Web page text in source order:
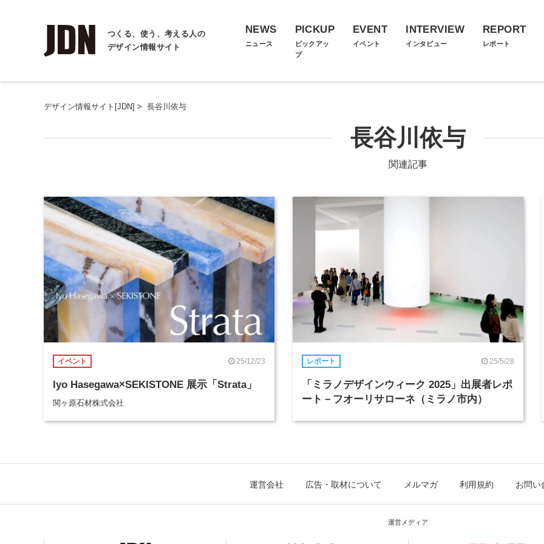
つくる、使う、考える人の
デザイン情報サイト
NEWS
ニュース
PICKUP
ピックアッ
プ
EVENT
イベント
INTERVIEW
インタビュー
REPORT
レポート
デザイン情報サイト[JDN] > 長谷川依与
長谷川依与
関連記事
イベント 25/12/23
Iyo Hasegawa×SEKISTONE 展示「Strata」
関ヶ原石材株式会社
レポート 25/5/28
「ミラノデザインウィーク 2025」出展者レポ
ート－フオーリサローネ（ミラノ市内）
運営会社 広告・取材について メルマガ 利用規約 お問い
運営メディア